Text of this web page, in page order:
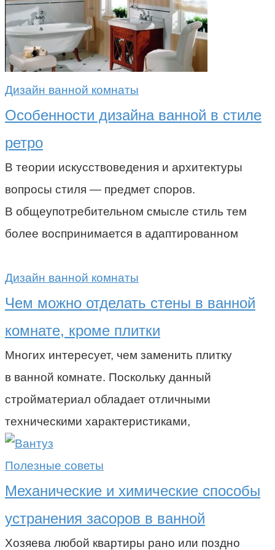
Дизайн ванной комнаты
Особенности дизайна ванной в стиле
ретро
В теории искусствоведения и архитектуры
вопросы стиля — предмет споров.
В общеупотребительном смысле стиль тем
более воспринимается в адаптированном
Дизайн ванной комнаты
Чем можно отделать стены в ванной
комнате, кроме плитки
Многих интересует, чем заменить плитку
в ванной комнате. Поскольку данный
стройматериал обладает отличными
техническими характеристиками,
Полезные советы
Механические и химические способы
устранения засоров в ванной
Хозяева любой квартиры рано или поздно